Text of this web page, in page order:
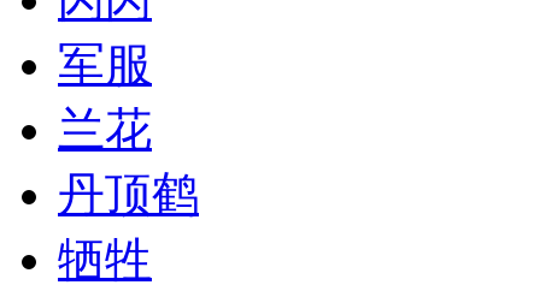
军服
兰花
丹顶鹤
牺牲